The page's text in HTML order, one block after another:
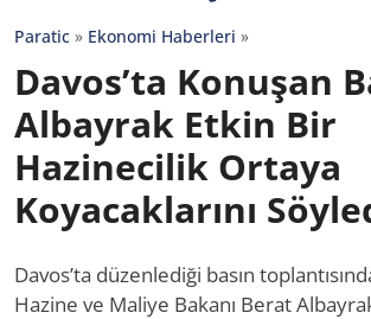
Paratic » Ekonomi Haberleri »
Davos’ta Konuşan
Albayrak Etkin Bir
Hazinecilik Ortaya
Koyacaklarını
Davos’ta düzenlediği basın
Hazine ve Maliye Bakanı Berat